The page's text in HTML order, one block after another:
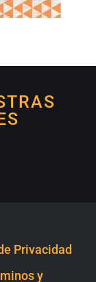
Privacidad
y